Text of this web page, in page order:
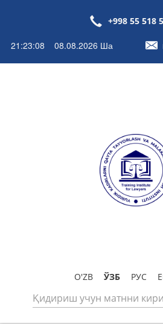
+998 55 518
21:23:08 08.08.2026 Ша
O'ZB ЎЗБ РУС